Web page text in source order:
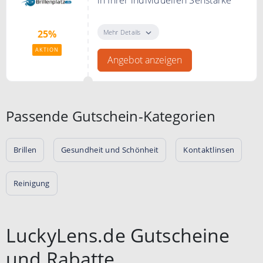
25%
AKTION
mit gehärteten und
Brillenplatz.de
Mehr Details
Angebot anzeigen
Passende Gutschein-Kategorien
Brillen Gesundheit und Schönheit Kontaktlinsen
Reinigung
LuckyLens.de Gutscheine